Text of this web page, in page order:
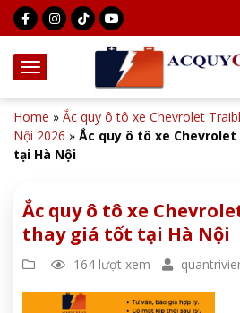
Home » Ắc quy ô tô xe Chevrolet
Nội 2026 » Ắc quy ô tô xe
tại Hà Nội
Ắc quy ô tô xe
thay giá tốt tại Hà Nội
- 164 lượt xem -